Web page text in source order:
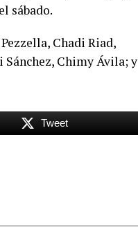
sábado.
Chadi Riad,
Sánchez, Chimy Ávila; y
Tweet